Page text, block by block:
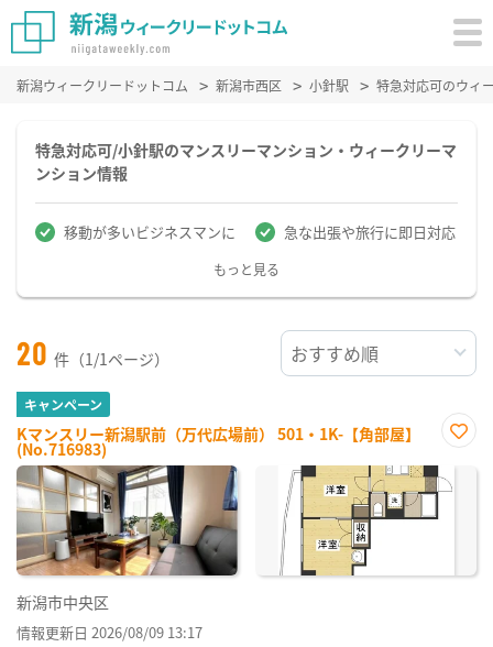
新潟ウィークリードットコム 新潟市西区 小針駅 特急対応可のウィ
特急対応可/小針駅のマンスリーマンション・ウィークリーマ
ンション情報
移動が多いビジネスマンに 急な出張や旅行に即日対応
もっと見る
20 件（1/1ページ）
キャンペーン
Kマンスリー新潟駅前（万代広場前） 501・1K-【角部屋】
(No.716983)
に入
り登
新潟市中央区
情報更新日 2026/08/09 13:17